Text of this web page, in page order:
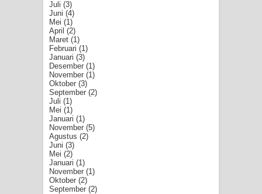
Juli (3)
Juni (4)
Mei (1)
April (2)
Maret (1)
Februari (1)
Januari (3)
Desember (1)
November (1)
Oktober (3)
September (2)
Juli (1)
Mei (1)
Januari (1)
November (5)
Agustus (2)
Juni (3)
Mei (2)
Januari (1)
November (1)
Oktober (2)
September (2)